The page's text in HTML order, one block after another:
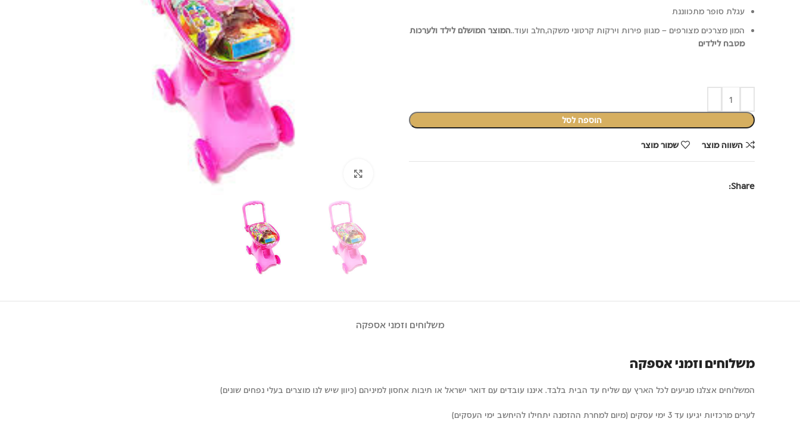
עגלת סופר מתכווננת
המון מצרכים מצורפים – מגוון פירות וירקות קרטוני משקה,חלב ועוד..המוצר המושלם לילד ולערכות
מטבח לילדים
הוספה לסל
השווה מוצר שמור מוצר
Share:
משלוחים וזמני אספקה
משלוחים וזמני אספקה
המשלוחים אצלנו מגיעים לכל הארץ עם שליח עד הבית בלבד. איננו עובדים עם דואר ישראל או תיבות אחסון למיניהם (כיוון שיש לנו מוצרים בעלי נפחים שונים)
לערים מרכזיות יגיעו עד 3 ימי עסקים (מיום למחרת ההזמנה יתחילו להיחשב ימי העסקים)